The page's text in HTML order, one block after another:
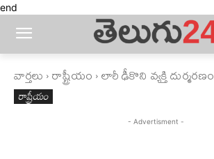
end
వార్తలు రాష్ట్రీయం లారీ ఢీకొని వ్యక్తి దుర్మరణం
రాష్ట్రీయం
- Advertisment -